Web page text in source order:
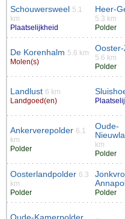
Schouwersweel
5.1
km
Plaatselijkheid
Heer-
5.3 km
Polder
De Korenhalm 5.6 km
Molen(s)
5.6 km
Polder
Landlust 6 km
Landgoed(en)
Ankerverepolder 6.1
km
Polder
Oude-
km
Polder
Oosterlandpolder 6.3
km
Polder
Polder